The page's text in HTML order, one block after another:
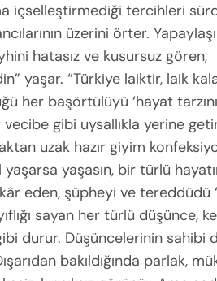
içselleştirmediği tercihleri
üzerini örter.
hatasız ve kusursuz gören,
yaşar. “Türkiye laiktir, laik
her başörtülüyü ‘hayat
gibi uysallıkla yerine
uzak hazır giyim
yaşasın, bir türlü
eden, şüpheyi ve tereddüdü
sayan her türlü düşünce,
durur. Düşüncelerinin sahibi
bakıldığında parlak,